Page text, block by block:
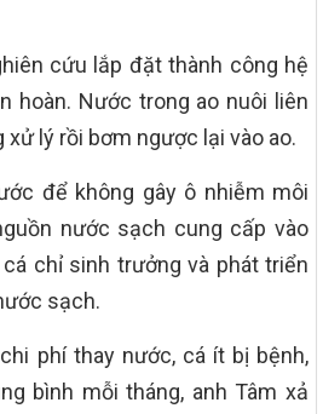
cứu lắp đặt thành công hệ
hoàn. Nước trong ao nuôi liên
lý rồi bơm ngược lại vào ao.
để không gây ô nhiễm môi
nước sạch cung cấp vào
chỉ sinh trưởng và phát triển
sạch.
phí thay nước, cá ít bị bệnh,
bình mỗi tháng, anh Tâm xả